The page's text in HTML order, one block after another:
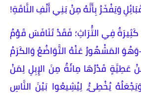
وَيَفْخَرُ بِأَنَّهُ مِنْ بَنِي أَنْفِ النَّاقَةِ!
كَثِيرَةٌ فِي التُّرَاثِ؛ فَقَدْ تَنَافَسَ قَوْمٌ
المَشْهُورُ عَنْهُ التَّوَاضُعُ وَالكَرَمُ
عَطِيَّةٍ قَدْرُهَا مِائَةٌ مِنَ الإِبِلِ لِمَنْ
يُخْطِئُ، لِيُشِيعُوا بَيْنَ النَّاسِ